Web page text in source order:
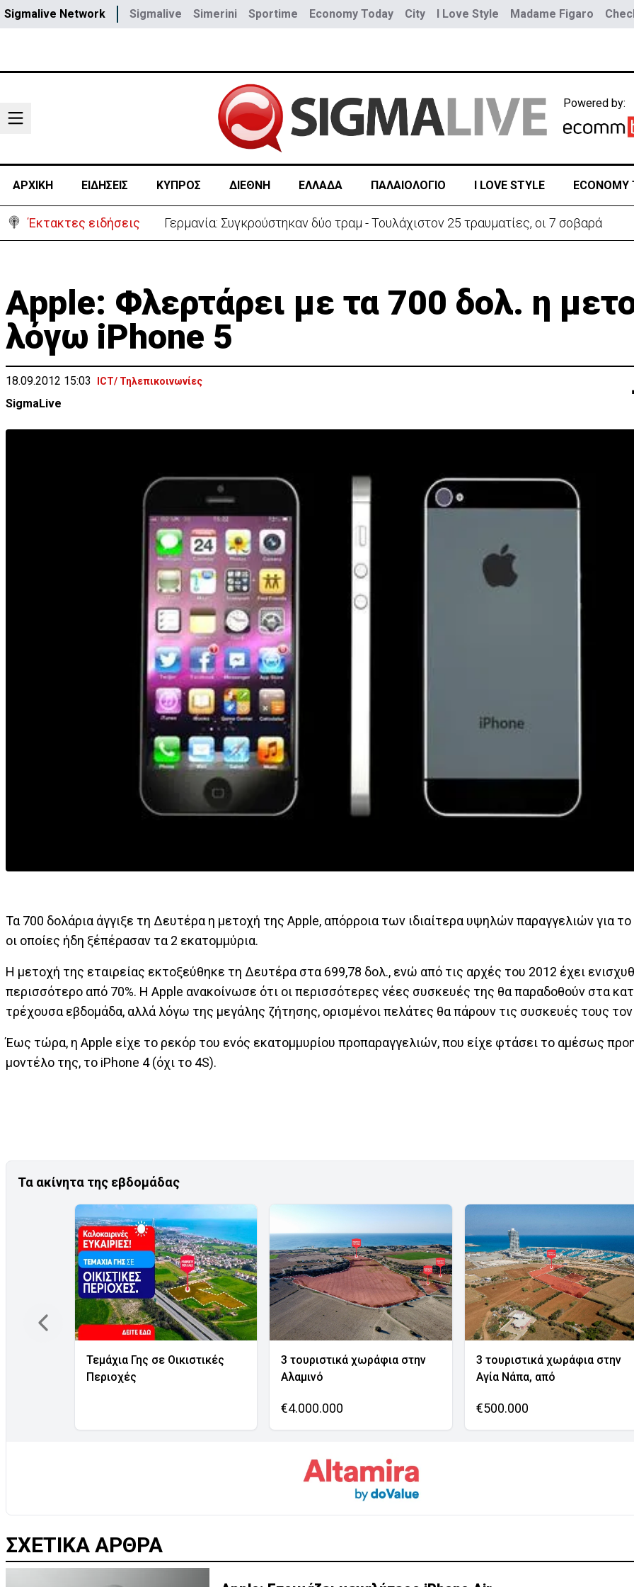
Sigmalive Network Sigmalive Simerini Sportime Economy Today City I Love Style Madame Figaro
Powered by:
ΑΡΧΙΚΗ ΕΙΔΗΣΕΙΣ ΚΥΠΡΟΣ ΔΙΕΘΝΗ ΕΛΛΑΔΑ ΠΑΛΑΙΟΛΟΓΙΟ I LOVE STYLE ECONOMY
Έκτακτες ειδήσεις Γερμανία: Συγκρούστηκαν δύο τραμ - Τουλάχιστον 25 τραυματίες, οι 7 σοβαρά
Αpple: Φλερτάρει με τα 700 δολ. η
λόγω iPhone 5
18.09.2012 15:03 ICT/ Τηλεπικοινωνίες
SigmaLive
Τα 700 δολάρια άγγιξε τη Δευτέρα η μετοχή της Apple, απόρροια των ιδιαίτερα υψηλών παραγγελιών για
οι οποίες ήδη ξέπέρασαν τα 2 εκατομμύρια.
Η μετοχή της εταιρείας εκτοξεύθηκε τη Δευτέρα στα 699,78 δολ., ενώ από τις αρχές του 2012 έχει
περισσότερο από 70%. Η Apple ανακοίνωσε ότι οι περισσότερες νέες συσκευές της θα παραδοθούν στα
τρέχουσα εβδομάδα, αλλά λόγω της μεγάλης ζήτησης, ορισμένοι πελάτες θα πάρουν τις συσκευές τους
Έως τώρα, η Apple είχε το ρεκόρ του ενός εκατομμυρίου προπαραγγελιών, που είχε φτάσει το αμέσως
μοντέλο της, το iPhone 4 (όχι το 4S).
Τα ακίνητα της εβδομάδας
Τεμάχια Γης σε Οικιστικές
Περιοχές
3 τουριστικά χωράφια στην
Αλαμινό
€4.000.000
3 τουριστικά χωράφια στην
Αγία Νάπα, από
€500.000
ΣΧΕΤΙΚΑ ΑΡΘΡΑ